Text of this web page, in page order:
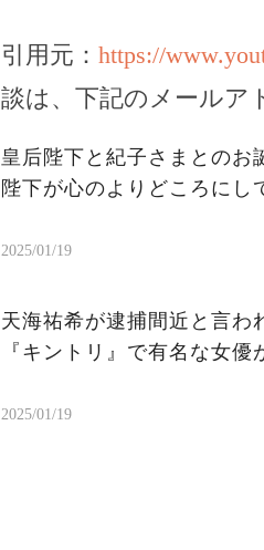
引用元： https://
談は、下記のメールア
皇后陛下と紀子さまとのお
陛下が心のよりどころにし
2025/01/19
天海祐希が逮捕間近と言
『キントリ』で有名な女
2025/01/19